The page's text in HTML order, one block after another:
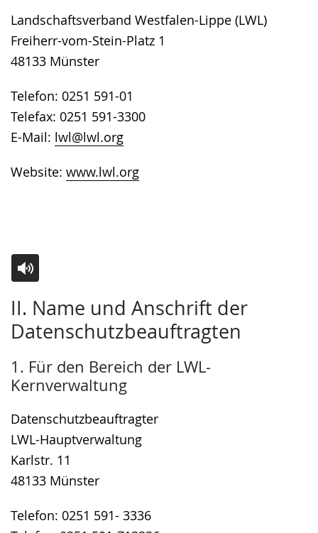
Landschaftsverband Westfalen-Lippe (LWL)
Freiherr-vom-Stein-Platz 1
48133 Münster
Telefon: 0251 591-01
Telefax: 0251 591-3300
E-Mail: lwl@lwl.org
Website: www.lwl.org
II. Name und Anschrift der
Datenschutzbeauftragten
1. Für den Bereich der LWL-
Kernverwaltung
Datenschutzbeauftragter
LWL-Hauptverwaltung
Karlstr. 11
48133 Münster
Telefon: 0251 591- 3336
Leichten
Sprache
Audio-
Unterstützung.
Video
in
Gebärdensprache
wird
angezeigt.